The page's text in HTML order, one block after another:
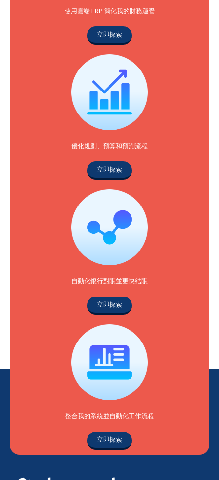
使用雲端 ERP 簡化我的財務運營
立即探索
優化規劃、預算和預測流程
立即探索
自動化銀行對賬並更快結賬
立即探索
整合我的系統並自動化工作流程
立即探索